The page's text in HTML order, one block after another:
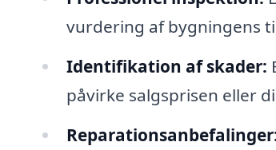
vurdering af bygningens
Identifikation af skader:
påvirke salgsprisen eller